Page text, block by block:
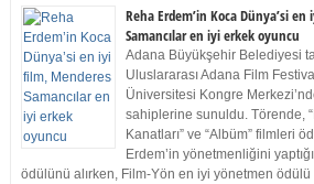
Reha Erdem’in Koca Dünya’si
Samancılar en iyi erkek oyuncu
Adana Büyükşehir Belediyesi
Uluslararası Adana Film
Üniversitesi Kongre
sahiplerine sunuldu. Törende,
Kanatları” ve “Albüm” filmleri
Erdem’in yönetmenliğini
ödülünü alırken, Film-Yön en iyi yönetmen ödülü